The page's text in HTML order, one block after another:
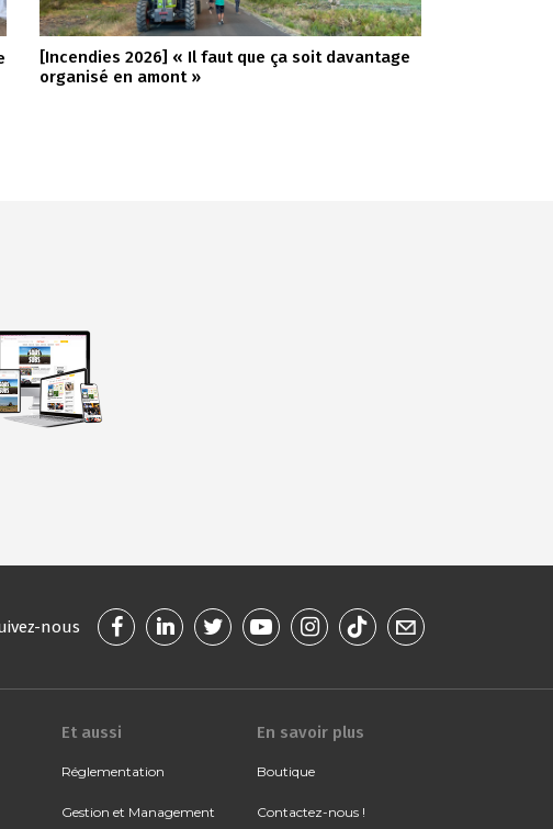
[Incendies 2026] « Il faut que ça soit davantage
organisé en amont »
nous
Et aussi
Réglementation
Gestion et Management
En savoir plus
Boutique
Contactez-nous !